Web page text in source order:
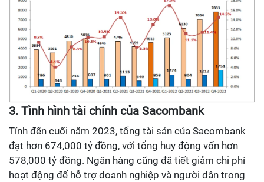
3. Tình hình tài chính của Sacombank
Tính đến cuối năm 2023, tổng tài sản của Sacombank
đạt hơn 674,000 tỷ đồng, với tổng huy động vốn hơn
578,000 tỷ đồng. Ngân hàng cũng đã tiết giảm chi phí
hoạt động để hỗ trợ doanh nghiệp và người dân trong